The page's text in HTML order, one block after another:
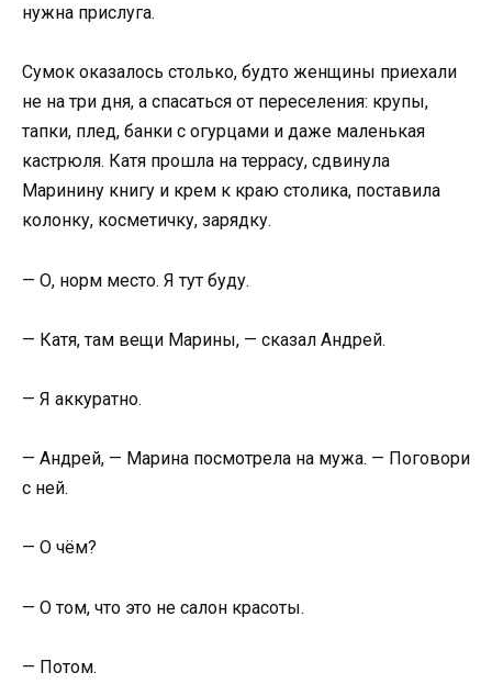
нужна прислуга.
Сумок оказалось столько, будто женщины приехали
не на три дня, а спасаться от переселения: крупы,
тапки, плед, банки с огурцами и даже маленькая
кастрюля. Катя прошла на террасу, сдвинула
Маринину книгу и крем к краю столика, поставила
колонку, косметичку, зарядку.
— О, норм место. Я тут буду.
— Катя, там вещи Марины, — сказал Андрей.
— Я аккуратно.
— Андрей, — Марина посмотрела на мужа. — Поговори
с ней.
— О чём?
— О том, что это не салон красоты.
— Потом.